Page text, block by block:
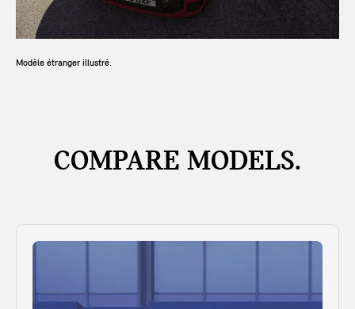
Modèle étranger illustré.
COMPARE MODELS.